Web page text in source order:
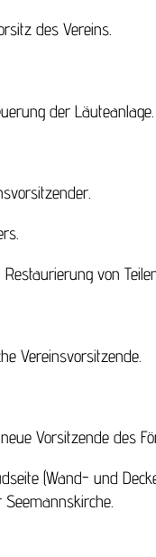
des Vereins.
der Läuteanlage.
von
Vereinsvorsitzende.
Vorsitzende des
(Wand- und